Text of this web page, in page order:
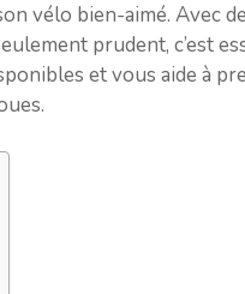
vélo bien-aimé. Avec
prudent, c’est
et vous aide à